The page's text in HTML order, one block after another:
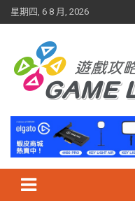
Skip
to
星期四, 6 8 月, 2026